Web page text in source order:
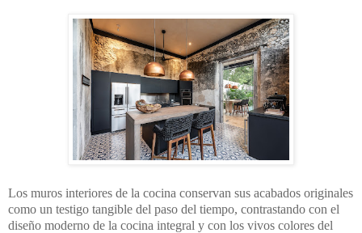
Los muros interiores de la cocina conservan sus acabados originales
como un testigo tangible del paso del tiempo, contrastando con el
diseño moderno de la cocina integral y con los vivos colores del